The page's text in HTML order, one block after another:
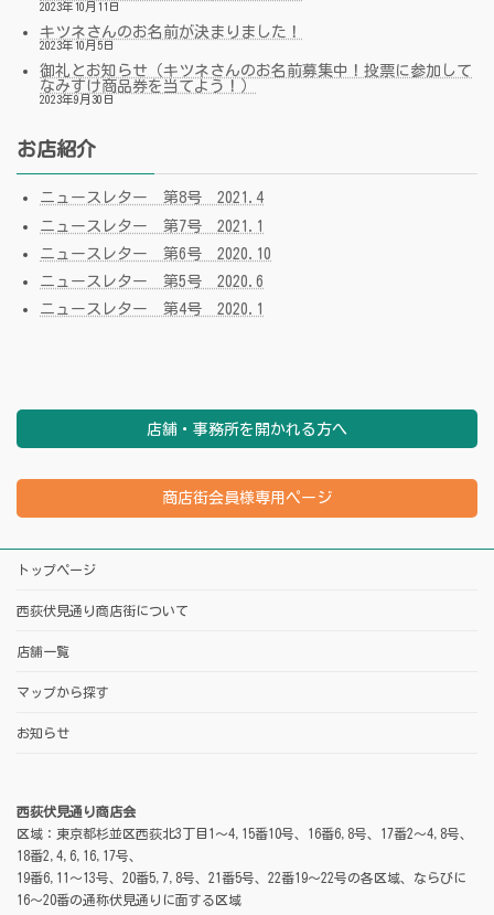
2023年10月11日
キツネさんのお名前が決まりました！
2023年10月5日
御礼とお知らせ（キツネさんのお名前募集中！投票に参加して
なみすけ商品券を当てよう！）
2023年9月30日
お店紹介
ニュースレター 第8号 2021.4
ニュースレター 第7号 2021.1
ニュースレター 第6号 2020.10
ニュースレター 第5号 2020.6
ニュースレター 第4号 2020.1
店舗・事務所を開かれる方へ
商店街会員様専用ページ
トップページ
西荻伏見通り商店街について
店舗一覧
マップから探す
お知らせ
西荻伏見通り商店会
区域：東京都杉並区西荻北3丁目1～4,15番10号、16番6,8号、17番2～4,8号、
18番2,4,6,16,17号、
19番6,11～13号、20番5,7,8号、21番5号、22番19～22号の各区域、ならびに
16～20番の通称伏見通りに面する区域